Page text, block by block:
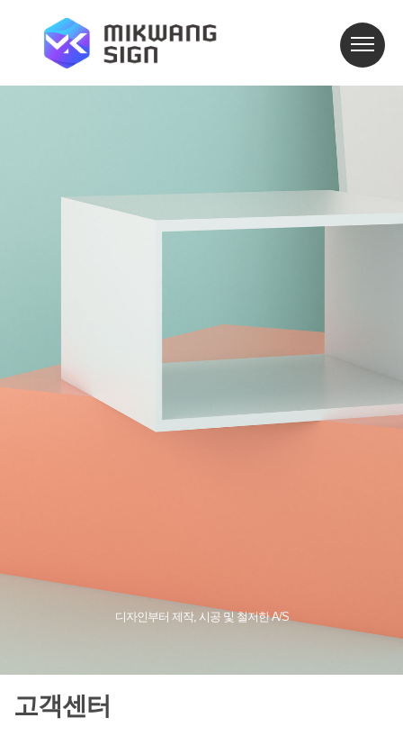
디자인부터 제작, 시공 및 철저한 A/S
고객센터